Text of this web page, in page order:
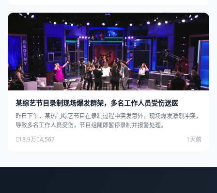
某综艺节目录制现场爆发群架，多名工作人员受伤送医
昨日下午，某热门综艺节目在录制过程中突发意外，现场爆发激烈冲突，
导致多名工作人员受伤，节目组随即暂停录制并报警处理。
18.9万 4,567 1天前